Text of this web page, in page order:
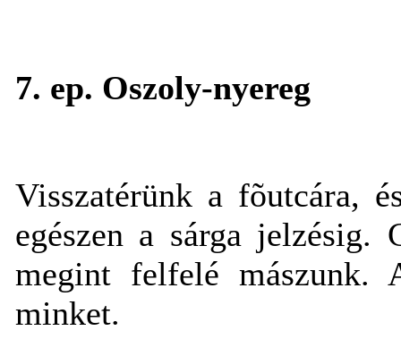
7. ep. Oszoly-nyereg
Visszatérünk a fõutcára,
egészen a sárga
megint felfelé
minket.